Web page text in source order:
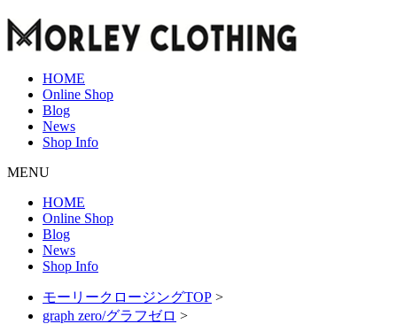
HOME
Online Shop
Blog
News
Shop Info
MENU
HOME
Online Shop
Blog
News
Shop Info
モーリークロージングTOP >
graph zero/グラフゼロ >